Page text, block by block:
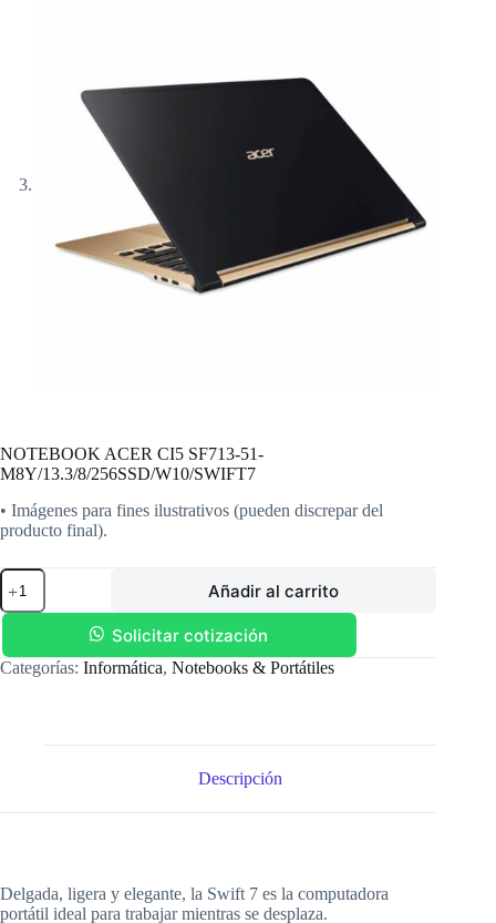
NOTEBOOK ACER CI5 SF713-51-
M8Y/13.3/8/256SSD/W10/SWIFT7
• Imágenes para fines ilustrativos (pueden discrepar del
producto final).
NOTEBOOK
ACER
CI5
51-
M8Y/13.3/8/256SSD/W10/SWIFT7
Añadir al carrito
Solicitar cotización
Categorías: Informática, Notebooks & Portátiles
Descripción
Delgada, ligera y elegante, la Swift 7 es la computadora
portátil ideal para trabajar mientras se desplaza.